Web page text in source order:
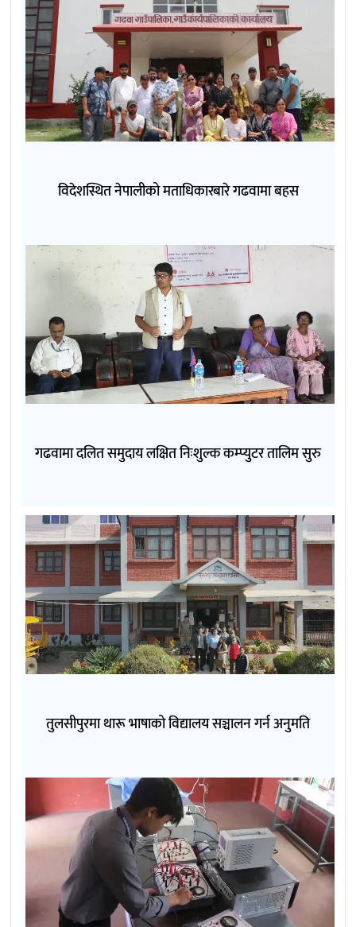
विदेशस्थित नेपालीको मताधिकारबारे गढवामा बहस
गढवामा दलित समुदाय लक्षित निःशुल्क कम्प्युटर तालिम सुरु
तुलसीपुरमा थारू भाषाको विद्यालय सञ्चालन गर्न अनुमति